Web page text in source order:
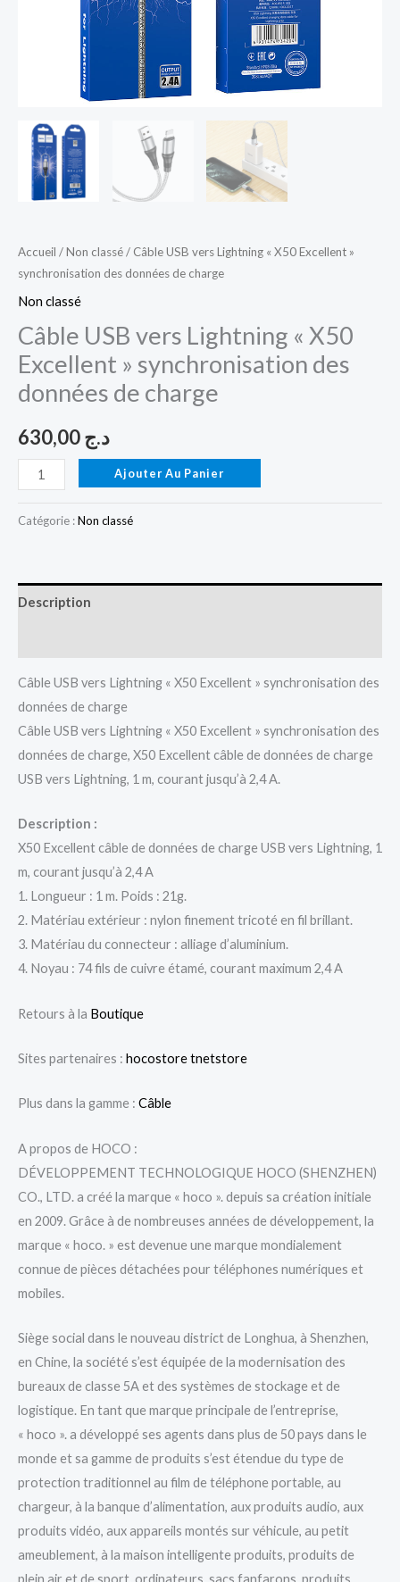
Accueil /Non classé/ Câble USB vers Lightning « X50 Excellent »
synchronisation des données de charge
Non classé
Câble USB vers Lightning « X50
Excellent » synchronisation des
données de charge
د.ج
Ajouter Au Panier
Catégorie :Non classé
Description
Câble USB vers Lightning « X50 Excellent » synchronisation des
données de charge
Câble USB vers Lightning « X50 Excellent » synchronisation des
données de charge, X50 Excellent câble de données de charge
USB vers Lightning, 1 m, courant jusqu’à 2,4 A.
Description :
X50 Excellent câble de données de charge USB vers Lightning, 1
m, courant jusqu’à 2,4 A
1. Longueur : 1 m. Poids : 21g.
2. Matériau extérieur : nylon finement tricoté en fil brillant.
3. Matériau du connecteur : alliage d’aluminium.
4. Noyau : 74 fils de cuivre étamé, courant maximum 2,4 A
Retours à la Boutique
Sites partenaires : hocostoretnetstore
Plus dans la gamme : Câble
A propos de HOCO :
DÉVELOPPEMENT TECHNOLOGIQUE HOCO (SHENZHEN)
CO., LTD. a créé la marque « hoco ». depuis sa création initiale
en 2009. Grâce à de nombreuses années de développement, la
marque « hoco. » est devenue une marque mondialement
connue de pièces détachées pour téléphones numériques et
mobiles.
Siège social dans le nouveau district de Longhua, à Shenzhen,
en Chine, la société s’est équipée de la modernisation des
bureaux de classe 5A et des systèmes de stockage et de
logistique. En tant que marque principale de l’entreprise,
« hoco ». a développé ses agents dans plus de 50 pays dans le
monde et sa gamme de produits s’est étendue du type de
protection traditionnel au film de téléphone portable, au
chargeur, à la banque d’alimentation, aux produits audio, aux
produits vidéo, aux appareils montés sur véhicule, au petit
ameublement, à la maison intelligente produits, produits de